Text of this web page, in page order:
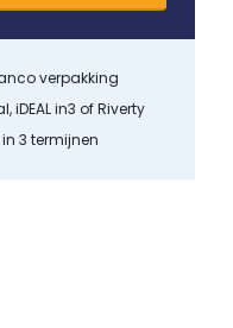
verpakking
iDEAL in3 of Riverty
3 termijnen